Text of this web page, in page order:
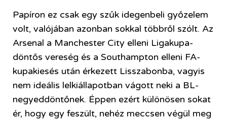
Papíron ez csak egy szűk idegenbeli győzelem
volt, valójában azonban sokkal többről szólt. Az
Arsenal a Manchester City elleni Ligakupa-
döntős vereség és a Southampton elleni FA-
kupakiesés után érkezett Lisszabonba, vagyis
nem ideális lelkiállapotban vágott neki a BL-
negyeddöntőnek. Éppen ezért különösen sokat
ér, hogy egy feszült, nehéz meccsen végül meg